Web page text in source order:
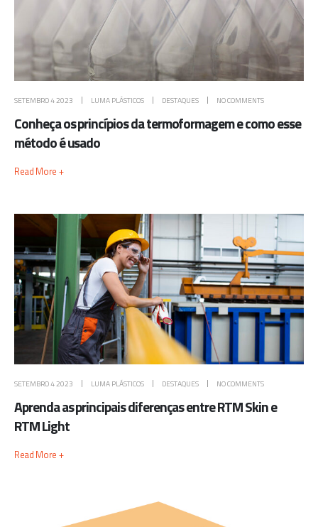
SETEMBRO 4 2023 LUMA PLÁSTICOS DESTAQUES NO COMMENTS
Conheça os princípios da termoformagem e como esse
método é usado
Read More +
SETEMBRO 4 2023 LUMA PLÁSTICOS DESTAQUES NO COMMENTS
Aprenda as principais diferenças entre RTM Skin e
RTM Light
Read More +